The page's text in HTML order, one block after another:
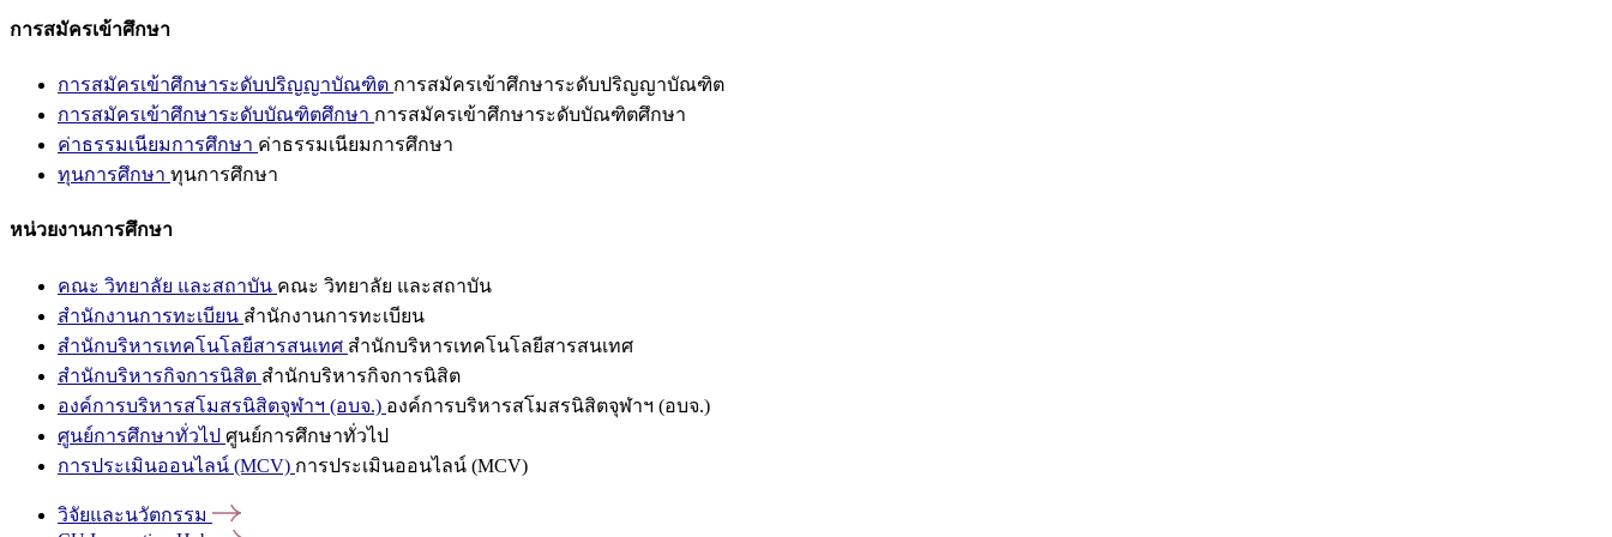
การสมัครเข้าศึกษา
การสมัครเข้าศึกษาระดับปริญญาบัณฑิต การสมัครเข้าศึกษาระดับปริญญาบัณฑิต
การสมัครเข้าศึกษาระดับบัณฑิตศึกษา การสมัครเข้าศึกษาระดับบัณฑิตศึกษา
ค่าธรรมเนียมการศึกษา ค่าธรรมเนียมการศึกษา
ทุนการศึกษา ทุนการศึกษา
หน่วยงานการศึกษา
คณะ วิทยาลัย และสถาบัน คณะ วิทยาลัย และสถาบัน
สำนักงานการทะเบียน สำนักงานการทะเบียน
สำนักบริหารเทคโนโลยีสารสนเทศ สำนักบริหารเทคโนโลยีสารสนเทศ
สำนักบริหารกิจการนิสิต สำนักบริหารกิจการนิสิต
องค์การบริหารสโมสรนิสิตจุฬาฯ (อบจ.) องค์การบริหารสโมสรนิสิตจุฬาฯ (อบจ.)
ศูนย์การศึกษาทั่วไป ศูนย์การศึกษาทั่วไป
การประเมินออนไลน์ (MCV) การประเมินออนไลน์ (MCV)
วิจัยและนวัตกรรม